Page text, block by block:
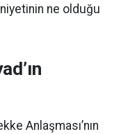
ne olduğu
Anlaşması’nın